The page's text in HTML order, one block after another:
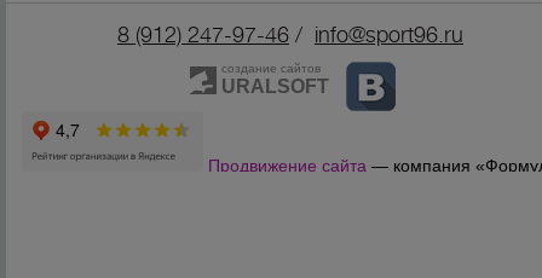
8 (912) 247-97-46 / info@sport96.ru
создание сайтов
URALSOFT
Продвижение сайта — компания